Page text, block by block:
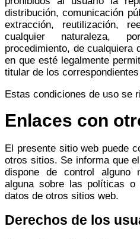
distribución, comunicación
extracción, reutilización,
cualquier naturaleza,
procedimiento, de cualquiera
en que esté legalmente
titular de los
Estas condiciones de uso se
Enlaces con
El presente sitio web puede
otros sitios. Se informa que
dispone de control alguno
alguna sobre las políticas o
datos de otros sitios web.
Derechos de los